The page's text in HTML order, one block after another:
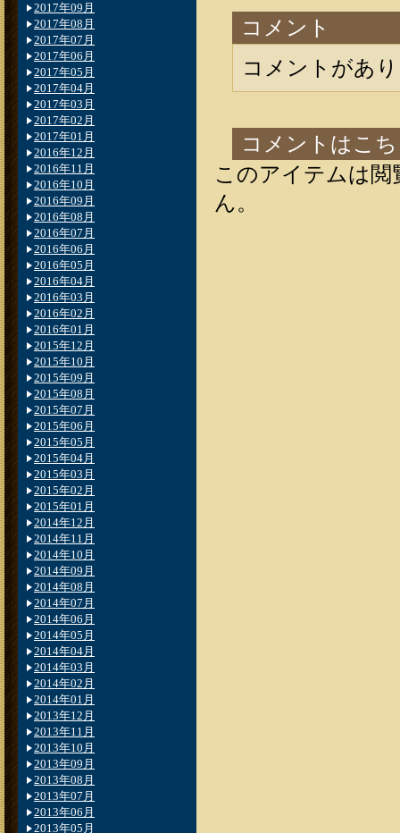
コメント
コメントがあ
コメントはこ
このアイテムは
ん。
2017年09月
2017年08月
2017年07月
2017年06月
2017年05月
2017年04月
2017年03月
2017年02月
2017年01月
2016年12月
2016年11月
2016年10月
2016年09月
2016年08月
2016年07月
2016年06月
2016年05月
2016年04月
2016年03月
2016年02月
2016年01月
2015年12月
2015年10月
2015年09月
2015年08月
2015年07月
2015年06月
2015年05月
2015年04月
2015年03月
2015年02月
2015年01月
2014年12月
2014年11月
2014年10月
2014年09月
2014年08月
2014年07月
2014年06月
2014年05月
2014年04月
2014年03月
2014年02月
2014年01月
2013年12月
2013年11月
2013年10月
2013年09月
2013年08月
2013年07月
2013年06月
2013年05月